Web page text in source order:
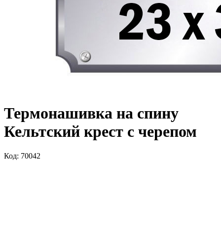
Термонашивка на спину
Кельтский крест с черепом
Код: 70042